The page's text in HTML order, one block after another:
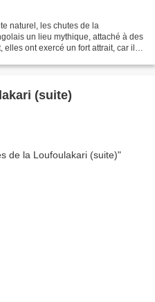
naturel, les chutes de la
un lieu mythique, attaché à des
elles ont exercé un fort attrait, car ils
(suite)